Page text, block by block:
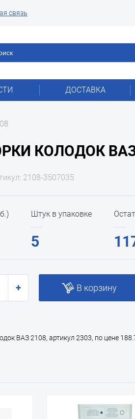
связь
ДОСТАВКА
КОЛОДОК
2108-3507035
Штук в упаковке
5
+ В корзину
ВАЗ 2108, артикул 2303, по цене